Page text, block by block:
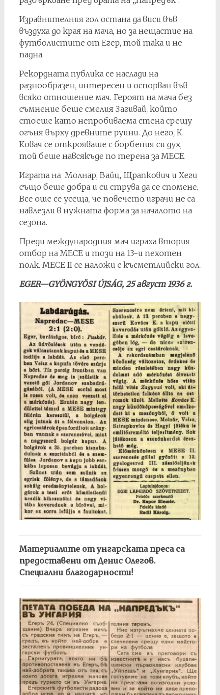
Изравнителния гол остана да виси във
въздуха до края на мача, но за нещастие на
футболистите от Егер, той така и не
падна.
Рекордната публика се наслади на
разнообразен, интересен и оспорван във
всяко отношение мач. Героят на мача без
съмнение беше смелия Загивай, който
стоеше като непробиваема стена срещу
огъня върху древните руини. До него, К.
Ковач се открояваше с борбения си дух,
той беше навсякъде по терена за МЕСЕ.
Играта на Молнар, Вайц, Щрапкович и Хеги
също беше добра и си струва да се спомене.
Все оше се усеща, че повечето играчи не са
навлезли в нужната форма за началото на
сезона.
Преди международния мач играха втория
отбор на МЕСЕ и този на 13-и пехотен
полк. МЕСЕ II се наложи с късметлийски гол.
EGER—GYÖNGYÖSI ÚJSÁG, 25 август 1936 г.
Материалите от унгарската преса са
предоставени от Денис Олегов.
Специални благодарности!